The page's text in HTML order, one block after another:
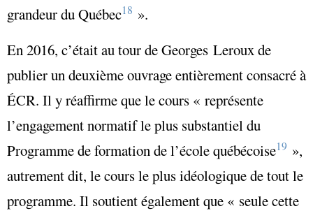
grandeur du Québec18 ».
En 2016, c’était au tour de Georges Leroux de
publier un deuxième ouvrage entièrement consacré à
ÉCR. Il y réaffirme que le cours « représente
l’engagement normatif le plus substantiel du
Programme de formation de l’école québécoise19 »,
autrement dit, le cours le plus idéologique de tout le
programme. Il soutient également que « seule cette